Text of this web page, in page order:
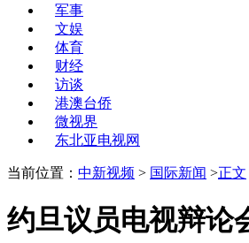
军事
文娱
体育
财经
访谈
港澳台侨
微视界
东北亚电视网
当前位置： 中新视频 > 国际新闻 >正文
约旦议员电视辩论